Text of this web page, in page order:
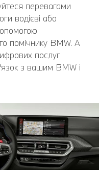
перевагами
водієві або
помічнику BMW. А
послуг
з вашим BMW і